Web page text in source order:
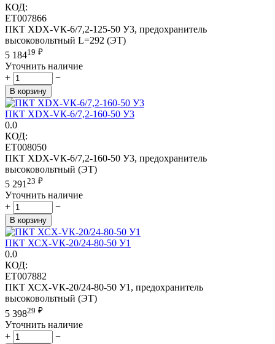
КОД:
ET007866
ПКТ ХDХ-VК-6/7,2-125-50 У3, предохранитель
высоковольтный L=292 (ЭТ)
5 18419 ₽
Уточнить наличие
+
−
В корзину
ПКТ ХDХ-VК-6/7,2-160-50 У3
0.0
КОД:
ET008050
ПКТ ХDХ-VК-6/7,2-160-50 У3, предохранитель
высоковольтный (ЭТ)
5 29123 ₽
Уточнить наличие
+
−
В корзину
ПКТ ХСХ-VК-20/24-80-50 У1
0.0
КОД:
ET007882
ПКТ ХСХ-VК-20/24-80-50 У1, предохранитель
высоковольтный (ЭТ)
5 39829 ₽
Уточнить наличие
+
−